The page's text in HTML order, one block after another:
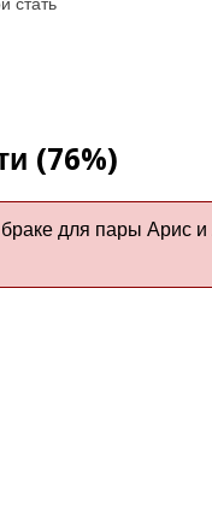
(76%)
для пары Арис и